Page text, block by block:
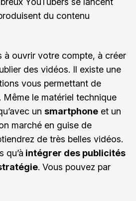
du contenu
à ouvrir votre compte, à créer
des vidéos. Il existe une
vous permettant de
le matériel technique
un smartphone et un
marché en guise de
de très belles vidéos.
qu’à intégrer des publicités
. Vous pouvez par